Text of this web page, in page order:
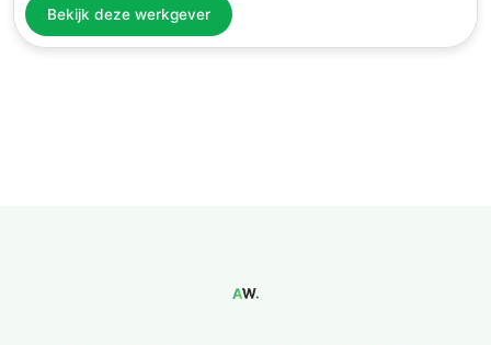
Bekijk deze werkgever